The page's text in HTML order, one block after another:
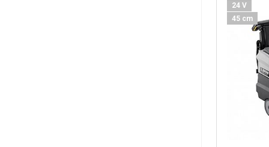
24 V
45 cm